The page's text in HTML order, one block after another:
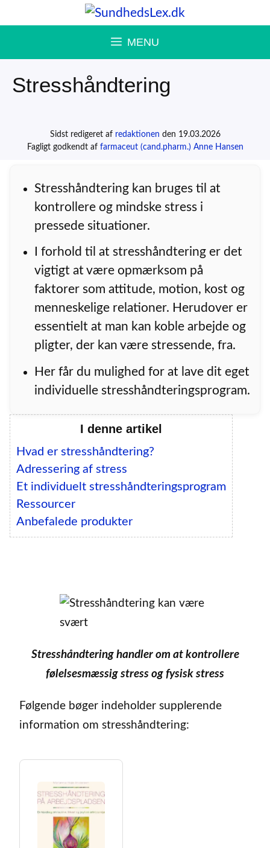
til
MENU
Stresshåndtering
Sidst redigeret af redaktionen den 19.03.2026
Fagligt godkendt af farmaceut (cand.pharm.) Anne Hansen
Stresshåndtering kan bruges til at
kontrollere og mindske stress i
pressede situationer.
I forhold til at stresshåndtering er det
vigtigt at være opmærksom på
faktorer som attitude, motion, kost og
menneskelige relationer. Herudover er
essentielt at man kan koble arbejde og
pligter, der kan være stressende, fra.
Her får du mulighed for at lave dit eget
individuelle stresshåndteringsprogram.
I denne artikel
Hvad er stresshåndtering?
Adressering af stress
Et individuelt stresshåndteringsprogram
Ressourcer
Anbefalede produkter
Stresshåndtering handler om at kontrollere
følelsesmæssig stress og fysisk stress
Følgende bøger indeholder supplerende
information om stresshåndtering: